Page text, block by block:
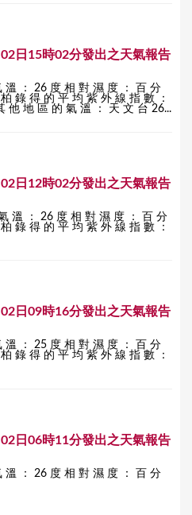
日15時02分發出之天氣報告
溫 ： 26 度 相 對 濕 度 ： 百 分
錄 得 的 平 均 紫 外 線 指 數 ：
他 地 區 的 氣 溫 ： 天 文 台 26...
日12時02分發出之天氣報告
溫 ： 26 度 相 對 濕 度 ： 百 分
錄 得 的 平 均 紫 外 線 指 數 ：
日09時16分發出之天氣報告
溫 ： 25 度 相 對 濕 度 ： 百 分
錄 得 的 平 均 紫 外 線 指 數 ：
日06時11分發出之天氣報告
溫 ： 26 度 相 對 濕 度 ： 百 分